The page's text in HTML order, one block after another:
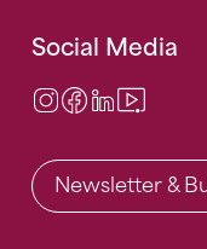
Social Media
Instagram
Facebook
LinkedIn
Newsletter &